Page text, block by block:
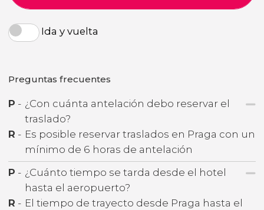
Ida y vuelta
Preguntas frecuentes
P - ¿Con cuánta antelación debo reservar el
traslado?
R - Es posible reservar traslados en Praga con un
mínimo de 6 horas de antelación
P - ¿Cuánto tiempo se tarda desde el hotel
hasta el aeropuerto?
R - El tiempo de trayecto desde Praga hasta el